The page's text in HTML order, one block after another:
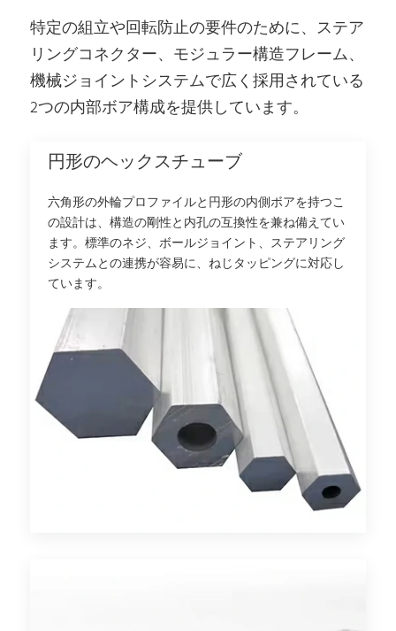
特定の組立や回転防止の要件のために、ステア
リングコネクター、モジュラー構造フレーム、
機械ジョイントシステムで広く採用されている
2つの内部ボア構成を提供しています。
円形のヘックスチューブ
六角形の外輪プロファイルと円形の内側ボアを持つこ
の設計は、構造の剛性と内孔の互換性を兼ね備えてい
ます。標準のネジ、ボールジョイント、ステアリング
システムとの連携が容易に、ねじタッピングに対応し
ています。